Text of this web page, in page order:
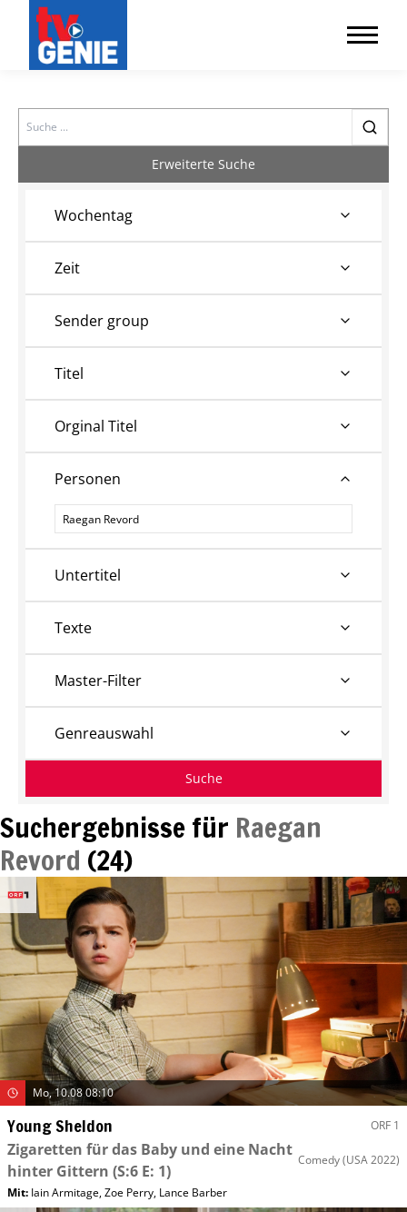
Search
Suchergebnisse für Raegan
Revord (24)
Mo, 10.08 08:10
Young Sheldon ORF 1
Zigaretten für das Baby und eine Nacht
hinter Gittern (S:6 E: 1)
Comedy(USA 2022)
Mit: Iain Armitage,Zoe Perry, Lance Barber
Erweiterte Suche
Wochentag
Zeit
Sender group
Titel
Orginal Titel
Personen
Personen
Untertitel
Texte
Master-Filter
Genreauswahl
Suche